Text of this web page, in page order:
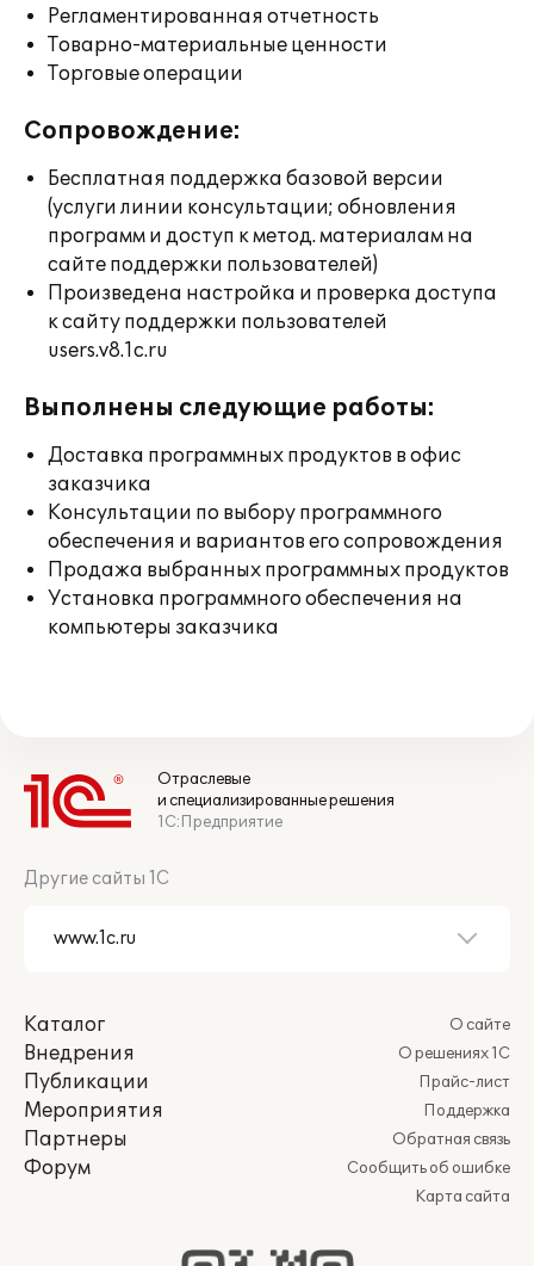
Регламентированная отчетность
Товарно-материальные ценности
Торговые операции
Сопровождение:
Бесплатная поддержка базовой версии
(услуги линии консультации; обновления
программ и доступ к метод. материалам на
сайте поддержки пользователей)
Произведена настройка и проверка доступа
к сайту поддержки пользователей
users.v8.1c.ru
Выполнены следующие работы:
Доставка программных продуктов в офис
заказчика
Консультации по выбору программного
обеспечения и вариантов его сопровождения
Продажа выбранных программных продуктов
Установка программного обеспечения на
компьютеры заказчика
Отраслевые
и специализированные решения
1С:Предприятие
Другие сайты 1С
Каталог
Внедрения
Публикации
Мероприятия
Партнеры
Форум
О сайте
О решениях 1С
Прайс-лист
Поддержка
Обратная связь
Сообщить об ошибке
Карта сайта